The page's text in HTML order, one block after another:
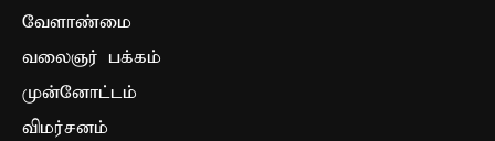
வேளாண்மை
வலைஞர் பக்கம்
முன்னோட்டம்
விமர்சனம்